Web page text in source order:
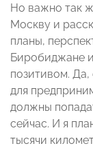
Но важно так
Москву и
планы,
Биробиджане
позитивом. Да,
для
должны
сейчас. И я
тысячи